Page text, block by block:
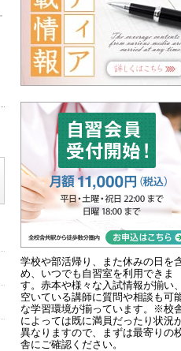
学校や部活帰り、また休みの日を
め、いつでも自習室を利用できま
す。赤本や様々な入試情報が揃い、
空いている講師に質問や相談も可
な学習環境が揃っています。※校
によっては既に満員だったり状況
異なりますので、まずは最寄りの
舎にご確認ください。